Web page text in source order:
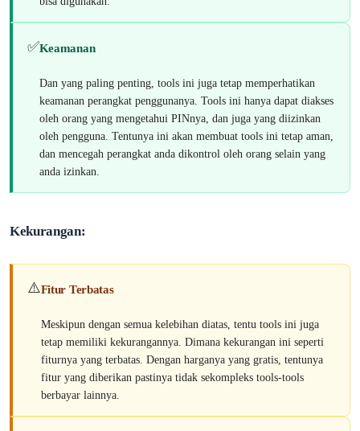
✅Keamanan
Dan yang paling penting, tools ini juga tetap memperhatikan
keamanan perangkat penggunanya. Tools ini hanya dapat diakses
oleh orang yang mengetahui PINnya, dan juga yang diizinkan
oleh pengguna. Tentunya ini akan membuat tools ini tetap aman,
dan mencegah perangkat anda dikontrol oleh orang selain yang
anda izinkan.
Kekurangan:
⚠️Fitur Terbatas
Meskipun dengan semua kelebihan diatas, tentu tools ini juga
tetap memiliki kekurangannya. Dimana kekurangan ini seperti
fiturnya yang terbatas. Dengan harganya yang gratis, tentunya
fitur yang diberikan pastinya tidak sekompleks tools-tools
berbayar lainnya.